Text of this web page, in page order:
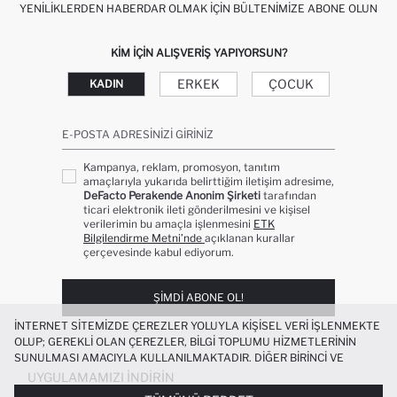
YENILIKLERDEN HABERDAR OLMAK İÇIN BÜLTENIMIZE ABONE OLUN
KIM IÇIN ALIŞVERIŞ YAPIYORSUN?
KADIN ERKEK ÇOCUK
E-POSTA ADRESINIZI GIRINIZ
Kampanya, reklam, promosyon, tanıtım
amaçlarıyla yukarıda belirttiğim iletişim adresime,
DeFacto Perakende Anonim Şirketi tarafından
ticari elektronik ileti gönderilmesini ve kişisel
verilerimin bu amaçla işlenmesini ETK
Bilgilendirme Metni’nde açıklanan kurallar
çerçevesinde kabul ediyorum.
ŞIMDI ABONE OL!
UYGULAMAMIZI İNDIRIN
İNTERNET SITEMIZDE ÇEREZLER YOLUYLA KIŞISEL VERI IŞLENMEKTE
OLUP; GEREKLI OLAN ÇEREZLER, BILGI TOPLUMU HIZMETLERININ
SUNULMASI AMACIYLA KULLANILMAKTADIR. DIĞER BIRINCI VE
ÜÇÜNCÜ TARAF ÇEREZLER ISE SIZE DAHA IYI BIR ALIŞVERIŞ
DENEYIMI SUNULABILMESI, SITEMIZIN DAHA IŞLEVSEL KILINMASI VE